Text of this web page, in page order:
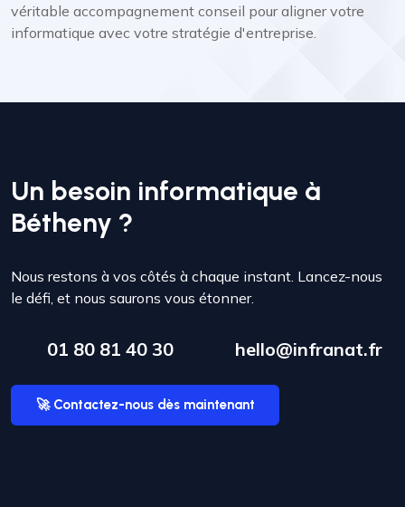
véritable accompagnement conseil pour aligner votre
informatique avec votre stratégie d'entreprise.
Un besoin informatique à
Bétheny ?
Nous restons à vos côtés à chaque instant. Lancez-nous
le défi, et nous saurons vous étonner.
01 80 81 40 30 hello@infranat.fr
🚀 Contactez-nous dès maintenant